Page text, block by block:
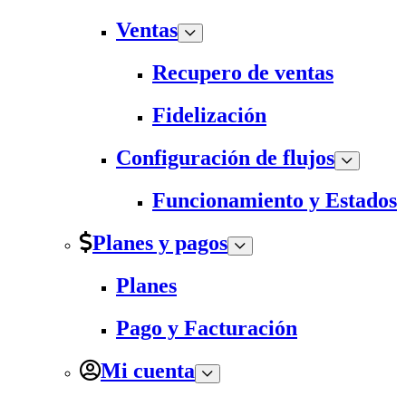
Ventas
Recupero de ventas
Fidelización
Configuración de flujos
Funcionamiento y Estados
Planes y pagos
Planes
Pago y Facturación
Mi cuenta